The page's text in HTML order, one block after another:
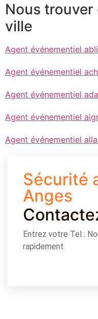
Nous
ville
Agent événementiel
Agent événementiel
Agent événementiel
Agent événementiel
Agent événementiel
Sécurité
Anges
Entrez votre Tel :
rapidement